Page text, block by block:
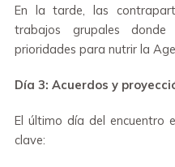
En la tarde, las
trabajos grupales
prioridades para nutrir la
Día 3: Acuerdos y
El último día del encuentro
clave: